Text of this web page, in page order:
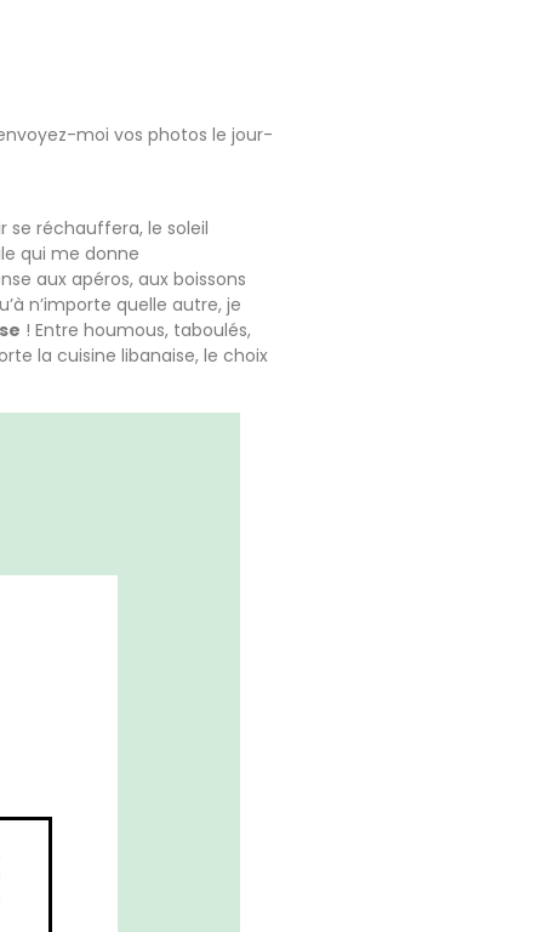
moi vos photos le jour-
se réchauffera, le soleil
qui me donne
aux apéros, aux boissons
n’importe quelle autre, je
! Entre houmous, taboulés,
la cuisine libanaise, le choix